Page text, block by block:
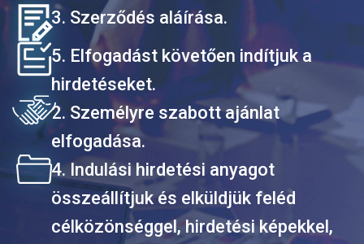
3. Szerződés aláírása.
5. Elfogadást követően indítjuk a
hirdetéseket.
2. Személyre szabott ajánlat
elfogadása.
4. Indulási hirdetési anyagot
összeállítjuk és elküldjük feléd
célközönséggel, hirdetési képekkel,